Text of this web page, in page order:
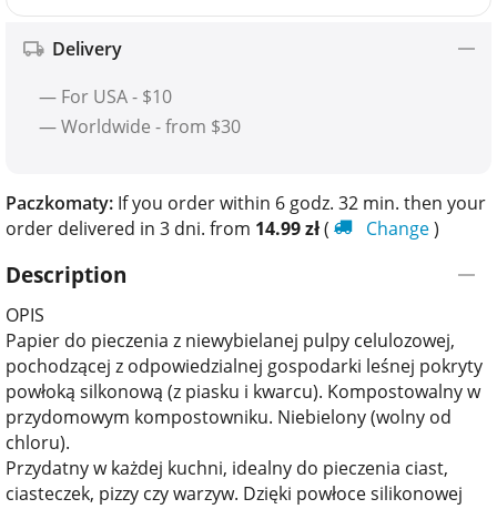
Delivery
— For USA - $10
— Worldwide - from $30
Paczkomaty: If you order within 6 godz. 32 min. then your
order delivered in 3 dni. from 14.99zł( Change)
Description
OPIS
Papier do pieczenia z niewybielanej pulpy celulozowej,
pochodzącej z odpowiedzialnej gospodarki leśnej pokryty
powłoką silkonową (z piasku i kwarcu). Kompostowalny w
przydomowym kompostowniku. Niebielony (wolny od
chloru).
Przydatny w każdej kuchni, idealny do pieczenia ciast,
ciasteczek, pizzy czy warzyw. Dzięki powłoce silikonowej